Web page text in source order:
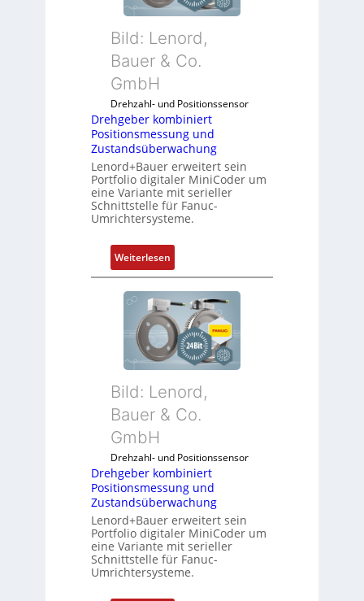
Bild: Lenord,
Bauer & Co.
GmbH
Drehzahl- und Positionssensor
Drehgeber kombiniert
Positionsmessung und
Zustandsüberwachung
Lenord+Bauer erweitert sein
Portfolio digitaler MiniCoder um
eine Variante mit serieller
Schnittstelle für Fanuc-
Umrichtersysteme.
Weiterlesen:
D
r
e
h
g
e
e
m
b
i
i
e
r
t
Bild: Lenord,
Bauer & Co.
GmbH
Drehzahl- und Positionssensor
Drehgeber kombiniert
Positionsmessung und
Zustandsüberwachung
Lenord+Bauer erweitert sein
Portfolio digitaler MiniCoder um
eine Variante mit serieller
Schnittstelle für Fanuc-
Umrichtersysteme.